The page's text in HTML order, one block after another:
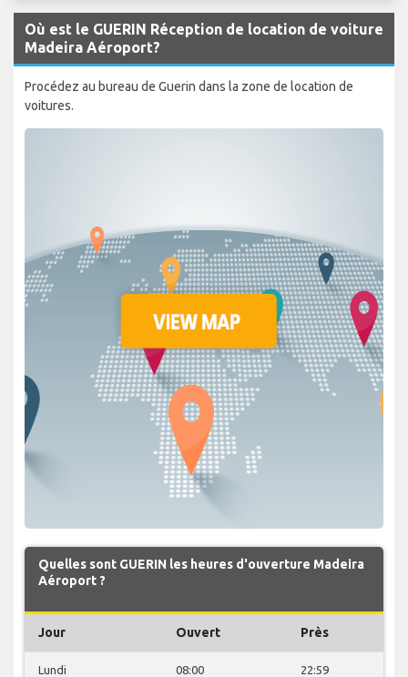
Où est le GUERIN Réception de location de voiture
Madeira Aéroport?
Procédez au bureau de Guerin dans la zone de location de
voitures.
Quelles sont GUERIN les heures d'ouverture Madeira
Aéroport ?
Jour Ouvert Près
Lundi 08:00 22:59